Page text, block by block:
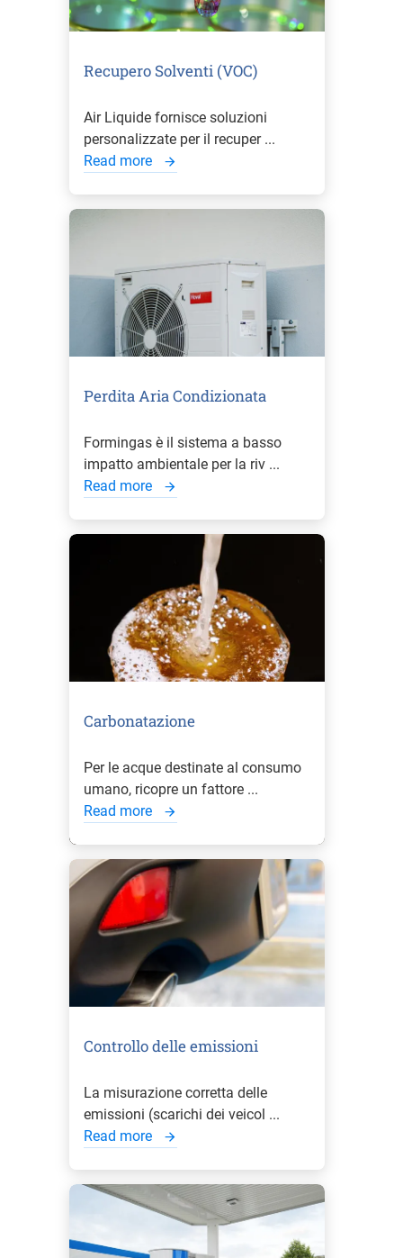
Recupero Solventi (VOC)
Air Liquide fornisce soluzioni
personalizzate per il recuper ...
Read more
Perdita Aria Condizionata
Formingas è il sistema a basso
impatto ambientale per la riv ...
Read more
Carbonatazione
Per le acque destinate al consumo
umano, ricopre un fattore ...
Read more
Controllo delle emissioni
La misurazione corretta delle
emissioni (scarichi dei veicol ...
Read more